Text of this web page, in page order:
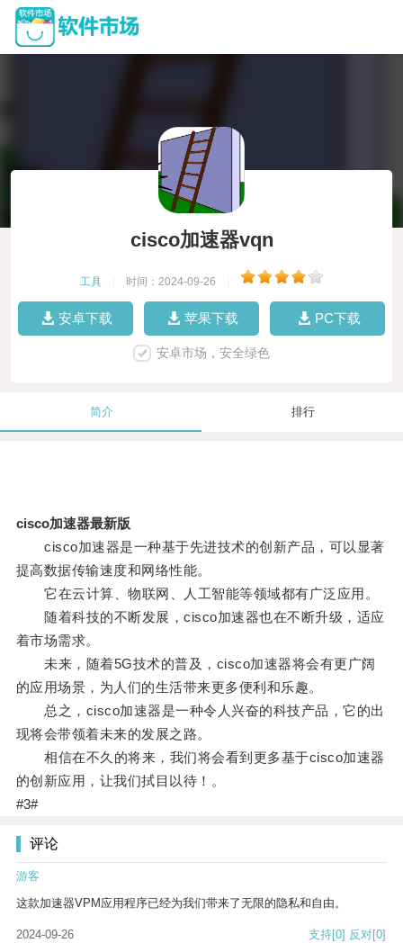
cisco加速器vqn
工具 时间：2024-09-26
安卓下载 苹果下载 PC下载
安卓市场，安全绿色
简介 排行
cisco加速器最新版
cisco加速器是一种基于先进技术的创新产品，可以显著
提高数据传输速度和网络性能。
它在云计算、物联网、人工智能等领域都有广泛应用。
随着科技的不断发展，cisco加速器也在不断升级，适应
着市场需求。
未来，随着5G技术的普及，cisco加速器将会有更广阔
的应用场景，为人们的生活带来更多便利和乐趣。
总之，cisco加速器是一种令人兴奋的科技产品，它的出
现将会带领着未来的发展之路。
相信在不久的将来，我们将会看到更多基于cisco加速器
的创新应用，让我们拭目以待！。
#3#
评论
游客
这款加速器VPM应用程序已经为我们带来了无限的隐私和自由。
2024-09-26 支持[0] 反对[0]